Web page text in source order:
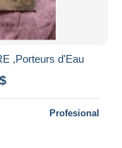
,Porteurs d'Eau
Profesional